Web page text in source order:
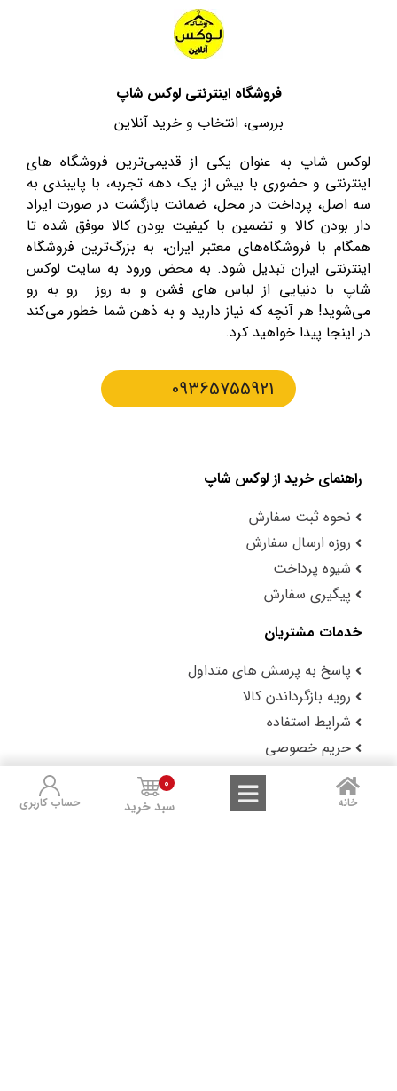
فروشگاه اینترنتی لوکس شاپ
بررسی، انتخاب و خرید آنلاین
لوکس شاپ به عنوان یکی از قدیمی‌ترین فروشگاه های
اینترنتی و حضوری با بیش از یک دهه تجربه، با پایبندی به
سه اصل، پرداخت در محل، ضمانت بازگشت در صورت ایراد
دار بودن کالا و تضمین با کیفیت بودن کالا موفق شده تا
همگام با فروشگاه‌های معتبر ایران، به بزرگ‌ترین فروشگاه
اینترنتی ایران تبدیل شود. به محض ورود به سایت لوکس
شاپ با دنیایی از لباس های فشن و به روز رو به رو
می‌شوید! هر آنچه که نیاز دارید و به ذهن شما خطور می‌کند
در اینجا پیدا خواهید کرد.
09365755921
راهنمای خرید از لوکس شاپ
نحوه ثبت سفارش
روزه ارسال سفارش
شیوه پرداخت
پیگیری سفارش
خدمات مشتریان
پاسخ به پرسش های متداول
رویه بازگرداندن کالا
شرایط استفاده
حریم خصوصی
گزارش باگ
خانه سبد خرید
0
حساب کاربری